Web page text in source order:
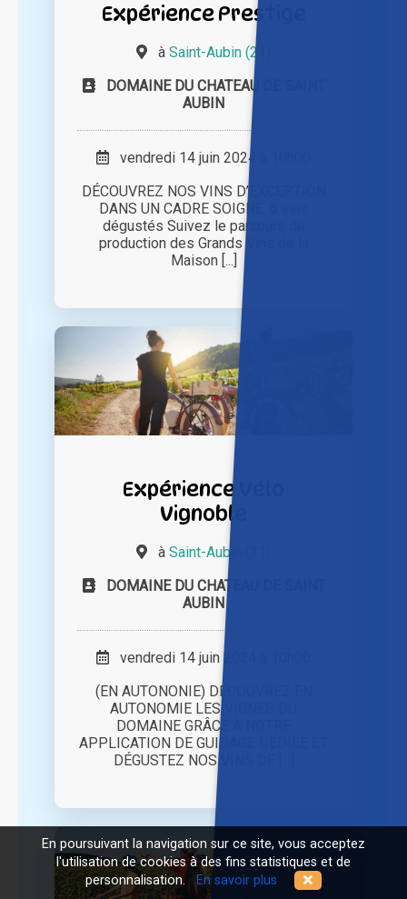
Expérience Prestige
à Saint-Aubin (21)
DOMAINE DU CHATEAU DE SAINT
AUBIN
vendredi 14 juin 2024 à 10h00
DÉCOUVREZ NOS VINS D’EXCEPTION
DANS UN CADRE SOIGNÉ. 6 vins
dégustés Suivez le parcours de
production des Grands Vins de la
Maison [...]
Expérience Vélo
Vignoble
à Saint-Aubin (21)
DOMAINE DU CHATEAU DE SAINT
AUBIN
vendredi 14 juin 2024 à 10h00
(EN AUTONONIE) DÉCOUVREZ EN
AUTONOMIE LES VIGNES DU
DOMAINE GRÂCE À NOTRE
APPLICATION DE GUIDAGE DÉDIÉE ET
DÉGUSTEZ NOS VINS DE [...]
En poursuivant la navigation sur ce site, vous acceptez
l'utilisation de cookies à des fins statistiques et de
personnalisation.En savoir plus